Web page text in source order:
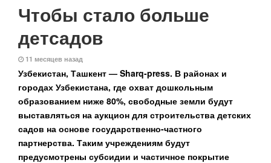
Чтобы стало больше
детсадов
11 месяцев назад
Узбекистан, Ташкент — Sharq-press. В районах и
городах Узбекистана, где охват дошкольным
образованием ниже 80%, свободные земли будут
выставляться на аукцион для строительства детских
садов на основе государственно-частного
партнерства. Таким учреждениям будут
предусмотрены субсидии и частичное покрытие